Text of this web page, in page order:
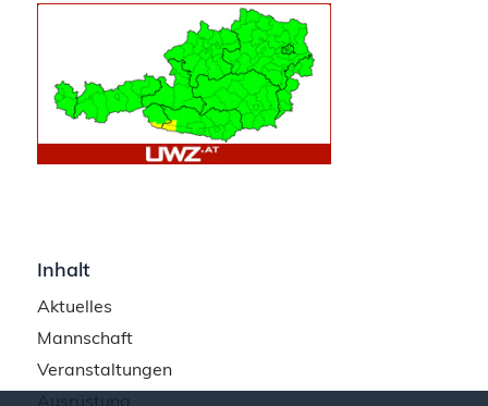
Inhalt
Aktuelles
Mannschaft
Veranstaltungen